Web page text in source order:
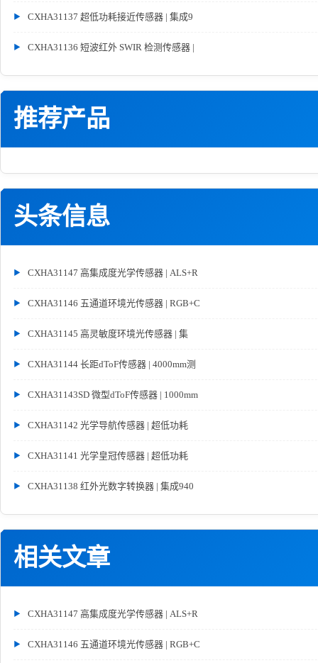
CXHA31137 超低功耗接近传感器 | 集成9
CXHA31136 短波红外 SWIR 检测传感器 |
推荐产品
头条信息
CXHA31147 高集成度光学传感器 | ALS+R
CXHA31146 五通道环境光传感器 | RGB+C
CXHA31145 高灵敏度环境光传感器 | 集
CXHA31144 长距dToF传感器 | 4000mm测
CXHA31143SD 微型dToF传感器 | 1000mm
CXHA31142 光学导航传感器 | 超低功耗
CXHA31141 光学皇冠传感器 | 超低功耗
CXHA31138 红外光数字转换器 | 集成940
相关文章
CXHA31147 高集成度光学传感器 | ALS+R
CXHA31146 五通道环境光传感器 | RGB+C